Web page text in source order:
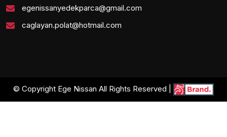
egenissanyedekparca@gmail.com
caglayan.polat@hotmail.com
© Copyright Ege Nissan All Rights Reserved |